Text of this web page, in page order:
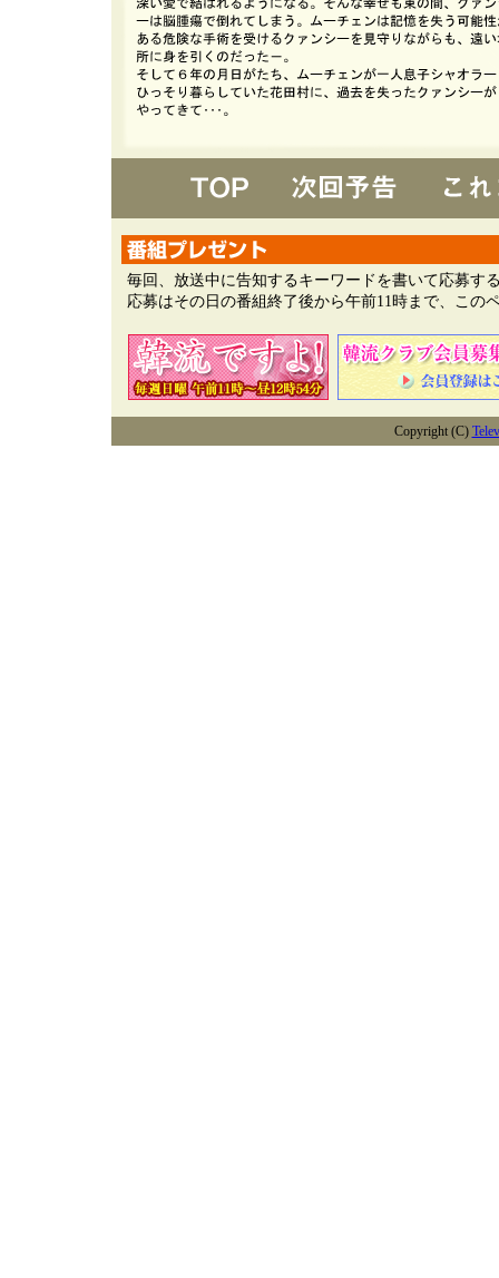
毎回、放送中に告知するキーワードを書いて応募す
応募はその日の番組終了後から午前11時まで、この
Copyright (C)